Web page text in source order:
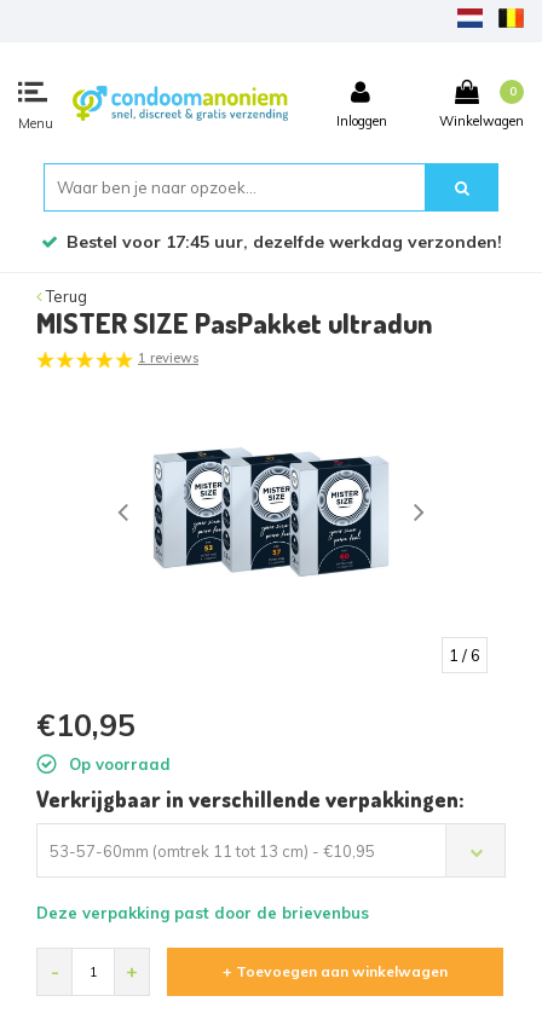
Menu Inloggen
0
Winkelwagen
Bestel voor 17:45 uur, dezelfde werkdag verzonden!
Terug
MISTER SIZE PasPakket ultradun
1 reviews
1 / 6
€10,95
Op voorraad
Verkrijgbaar in verschillende verpakkingen:
53-57-60mm (omtrek 11 tot 13 cm) - €10,95
Deze verpakking past door de brievenbus
- + + Toevoegen aan winkelwagen